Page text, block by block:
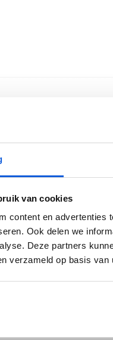
van cookies
content en
Ook delen we
Deze partners
verzameld op basis